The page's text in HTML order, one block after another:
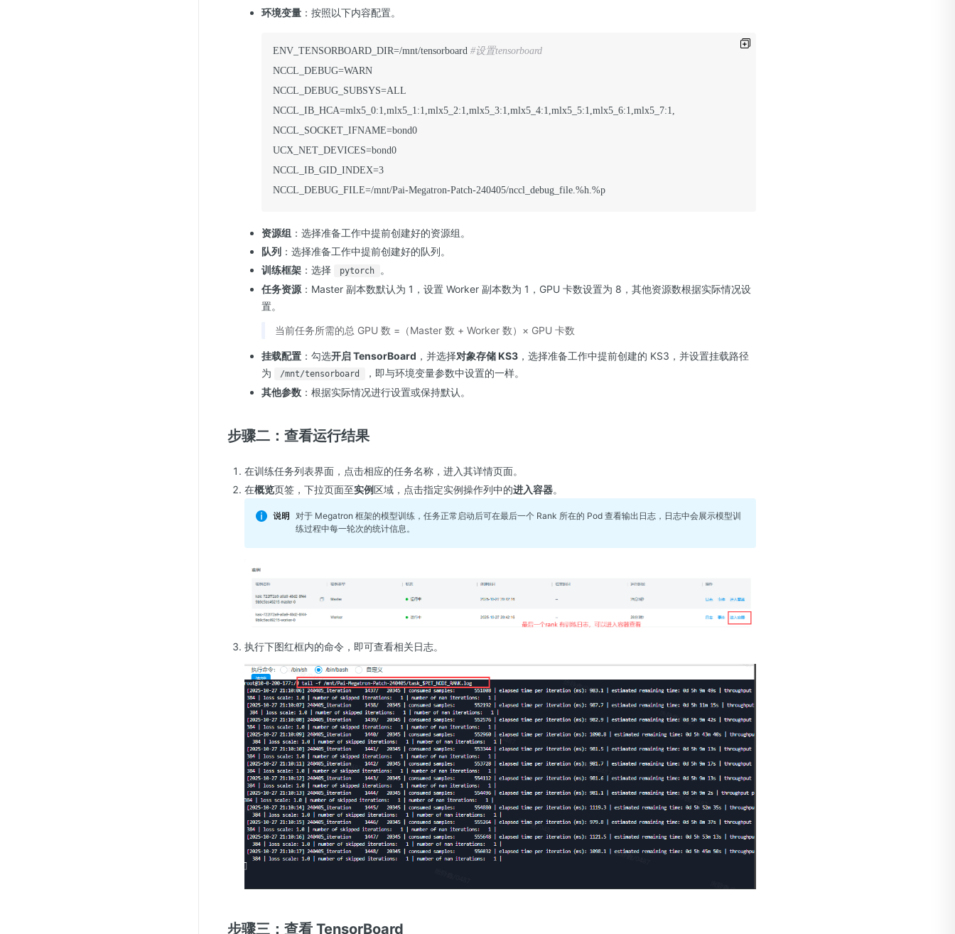
环境变量 ：按照以下内容配置。
ENV_TENSORBOARD_DIR=/mnt/tensorboard #设置tensorboard
NCCL_DEBUG=WARN
NCCL_DEBUG_SUBSYS=ALL
NCCL_IB_HCA=mlx5_0:1,mlx5_1:1,mlx5_2:1,mlx5_3:1,mlx5_4:1,mlx5_5:1,mlx5_6:1,mlx5_7:1,
NCCL_SOCKET_IFNAME=bond0
UCX_NET_DEVICES=bond0
NCCL_IB_GID_INDEX=3
NCCL_DEBUG_FILE=/mnt/Pai-Megatron-Patch-240405/nccl_debug_file.%h.%p
资源组 ：选择准备工作中提前创建好的资源组。
队列 ：选择准备工作中提前创建好的队列。
训练框架 ：选择 pytorch
。
任务资源 ：Master 副本数默认为 1，设置 Worker 副本数为 1，GPU 卡数设置为 8，其他资源数根据实际情况设
置。
当前任务所需的总 GPU 数 =（Master 数 + Worker 数）× GPU 卡数
挂载配置 ：勾选开启 TensorBoard ，并选择对象存储 KS3 ，选择准备工作中提前创建的 KS3，并设置挂载路径
为
/mnt/tensorboard
，即与环境变量参数中设置的一样。
其他参数 ：根据实际情况进行设置或保持默认。
步骤二：查看运行结果
在训练任务列表界面，点击相应的任务名称，进入其详情页面。
在概览页签，下拉页面至实例区域，点击指定实例操作列中的进入容器。
对于 Megatron 框架的模型训练，任务正常启动后可在最后一个 Rank 所在的 Pod 查看输出日志，日志中会展示模型训
练过程中每一轮次的统计信息。
执行下图红框内的命令，即可查看相关日志。
步骤三：查看 TensorBoard